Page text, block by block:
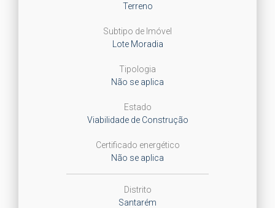
Terreno
Subtipo de Imóvel
Lote Moradia
Tipologia
Não se aplica
Estado
Viabilidade de Construção
Certificado energético
Não se aplica
Distrito
Santarém